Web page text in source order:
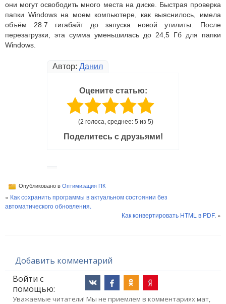
они могут освободить много места на диске. Быстрая проверка
папки Windows на моем компьютере, как выяснилось, имела
объём 28.7 гигабайт до запуска новой утилиты. После
перезагрузки, эта сумма уменьшилась до 24,5 Гб для папки
Windows.
Автор: Данил
Оцените статью:
(2 голоса, среднее: 5 из 5)
Поделитесь с друзьями!
Опубликовано в Оптимизация ПК
« Как сохранить программы в актуальном состоянии без
автоматического обновления.
Как конвертировать HTML в PDF. »
Добавить комментарий
Войти с
помощью:
Уважаемые читатели! Мы не приемлем в комментариях мат,